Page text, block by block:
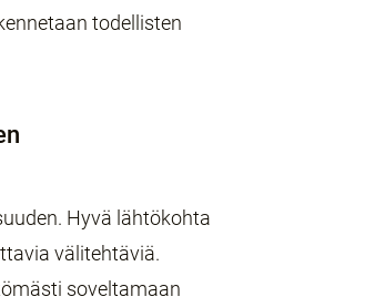
todellisten
Hyvä lähtökohta
välitehtäviä.
soveltamaan